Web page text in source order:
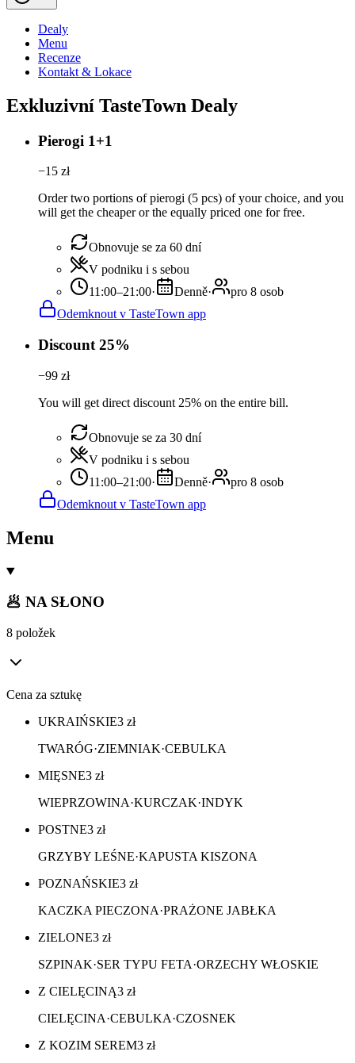
Dealy
Menu
Recenze
Kontakt & Lokace
Exkluzivní TasteTown Dealy
Pierogi 1+1
−15 zł
Order two portions of pierogi (5 pcs) of your choice, and you
will get the cheaper or the equally priced one for free.
Obnovuje se za 60 dní
V podniku i s sebou
11:00–21:00· Denně·
pro 8 osob
Odemknout v TasteTown app
Discount 25%
−99 zł
You will get direct discount 25% on the entire bill.
Obnovuje se za 30 dní
V podniku i s sebou
11:00–21:00· Denně·
pro 8 osob
Odemknout v TasteTown app
Menu
🥟 NA SŁONO
8 položek
Cena za sztukę
UKRAIŃSKIE3 zł
TWARÓG·ZIEMNIAK·CEBULKA
MIĘSNE3 zł
WIEPRZOWINA·KURCZAK·INDYK
POSTNE3 zł
GRZYBY LEŚNE·KAPUSTA KISZONA
POZNAŃSKIE3 zł
KACZKA PIECZONA·PRAŻONE JABŁKA
ZIELONE3 zł
SZPINAK·SER TYPU FETA·ORZECHY WŁOSKIE
Z CIELĘCINĄ3 zł
CIELĘCINA·CEBULKA·CZOSNEK
Z KOZIM SEREM3 zł